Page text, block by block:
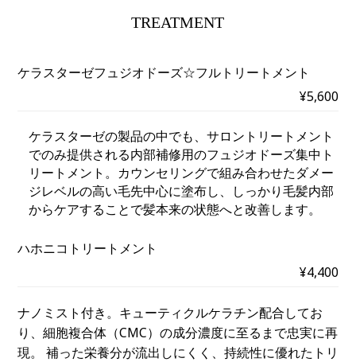
TREATMENT
ケラスターゼフュジオドーズ☆フルトリートメント
¥5,600
ケラスターゼの製品の中でも、サロントリートメント
でのみ提供される内部補修用のフュジオドーズ集中ト
リートメント。カウンセリングで組み合わせたダメー
ジレベルの高い毛先中心に塗布し、しっかり毛髪内部
からケアすることで髪本来の状態へと改善します。
ハホニコトリートメント
¥4,400
ナノミスト付き。キューティクルケラチン配合してお
り、細胞複合体（CMC）の成分濃度に至るまで忠実に再
現。 補った栄養分が流出しにくく、持続性に優れたトリ